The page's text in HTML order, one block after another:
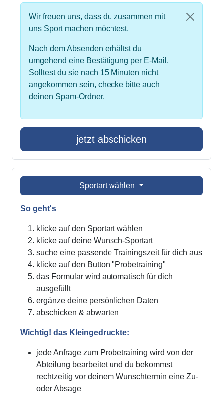
Wir freuen uns, dass du zusammen mit
uns Sport machen möchtest.
Nach dem Absenden erhältst du
umgehend eine Bestätigung per E-Mail.
Solltest du sie nach 15 Minuten nicht
angekommen sein, checke bitte auch
deinen Spam-Ordner.
jetzt abschicken
Sportart wählen
So geht's
klicke auf den Sportart wählen
klicke auf deine Wunsch-Sportart
suche eine passende Trainingszeit für dich aus
klicke auf den Button "Probetraining"
das Formular wird automatisch für dich
ausgefüllt
ergänze deine persönlichen Daten
abschicken & abwarten
Wichtig! das Kleingedruckte:
jede Anfrage zum Probetraining wird von der
Abteilung bearbeitet und du bekommst
rechtzeitig vor deinem Wunschtermin eine Zu-
oder Absage